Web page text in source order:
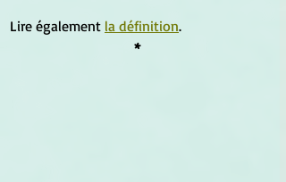
Lire également la définition.
*